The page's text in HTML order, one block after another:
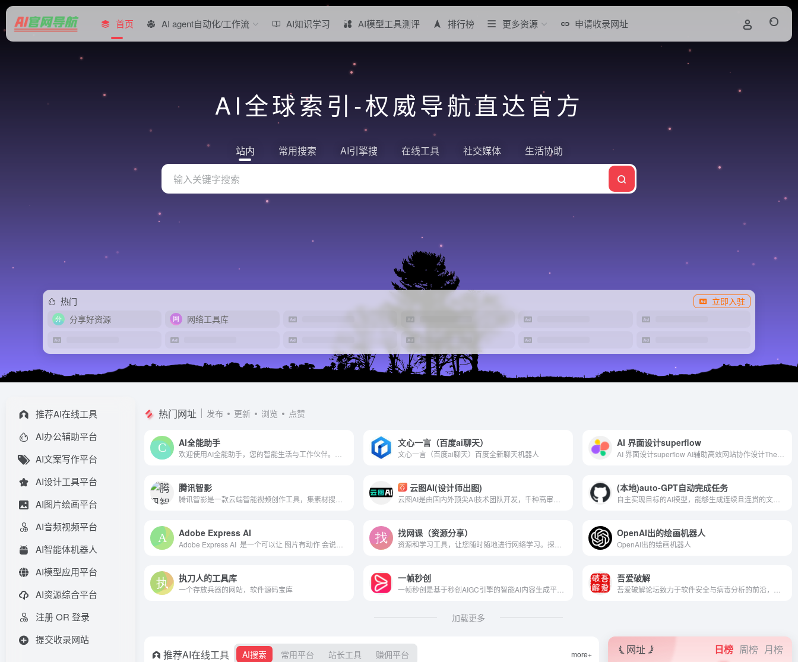
首页 AI agent自动化/工作流 AI知识学习 AI模型工具测评 排行榜 更多资源 申请收录网址
推荐AI在线工具
AI办公辅助平台
AI文案写作平台
AI设计工具平台
AI图片绘画平台
AI音频视频平台
AI智能体机器人
AI模型应用平台
AI资源综合平台
注册 OR 登录
提交收录网站
AI全球索引-权威导航直达官方
站内 常用搜索 AI引擎搜 在线工具 社交媒体 生活协助
热门
立即入驻
分享好资源
网络工具库
热门网址 发布 更新 浏览 点赞
AI全能助手 文心一言（百度ai聊天）
文心一言（百度ai聊天）百度全新聊天机器人
AI 界面设计superflow
腾讯智影 云图AI(设计师出图) (本地)auto-GPT自动完成任务
自主实现目标的AI模型，能够生成连续且连贯的文本 auto-GPT自动完成任务
Adobe Express AI 找网课（资源分享） OpenAI出的绘画机器人
OpenAI出的绘画机器人
执刀人的工具库
一个存放兵器的网站，软件源码宝库
一帧秒创
一帧秒创是基于秒创AIGC引擎的智能AI内容生成平台，包含AI图文转视频、AI作画创作平台AI帮写，智能一键百家号、公众号、头条号、搜狐号、新浪微博等图文、文章转视频，为企业及自媒体提供一站式视频生产和AI作画的营销神器，全面提升内容创作效率。
吾爱破解
加载更多
推荐AI在线工具 AI搜索 常用平台 站长工具 赚佣平台 more+ 网址 日榜 周榜 月榜